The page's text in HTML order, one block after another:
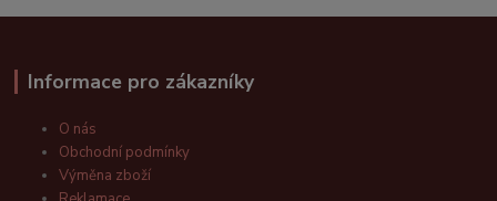
Informace pro zákazníky
O nás
Obchodní podmínky
Výměna zboží